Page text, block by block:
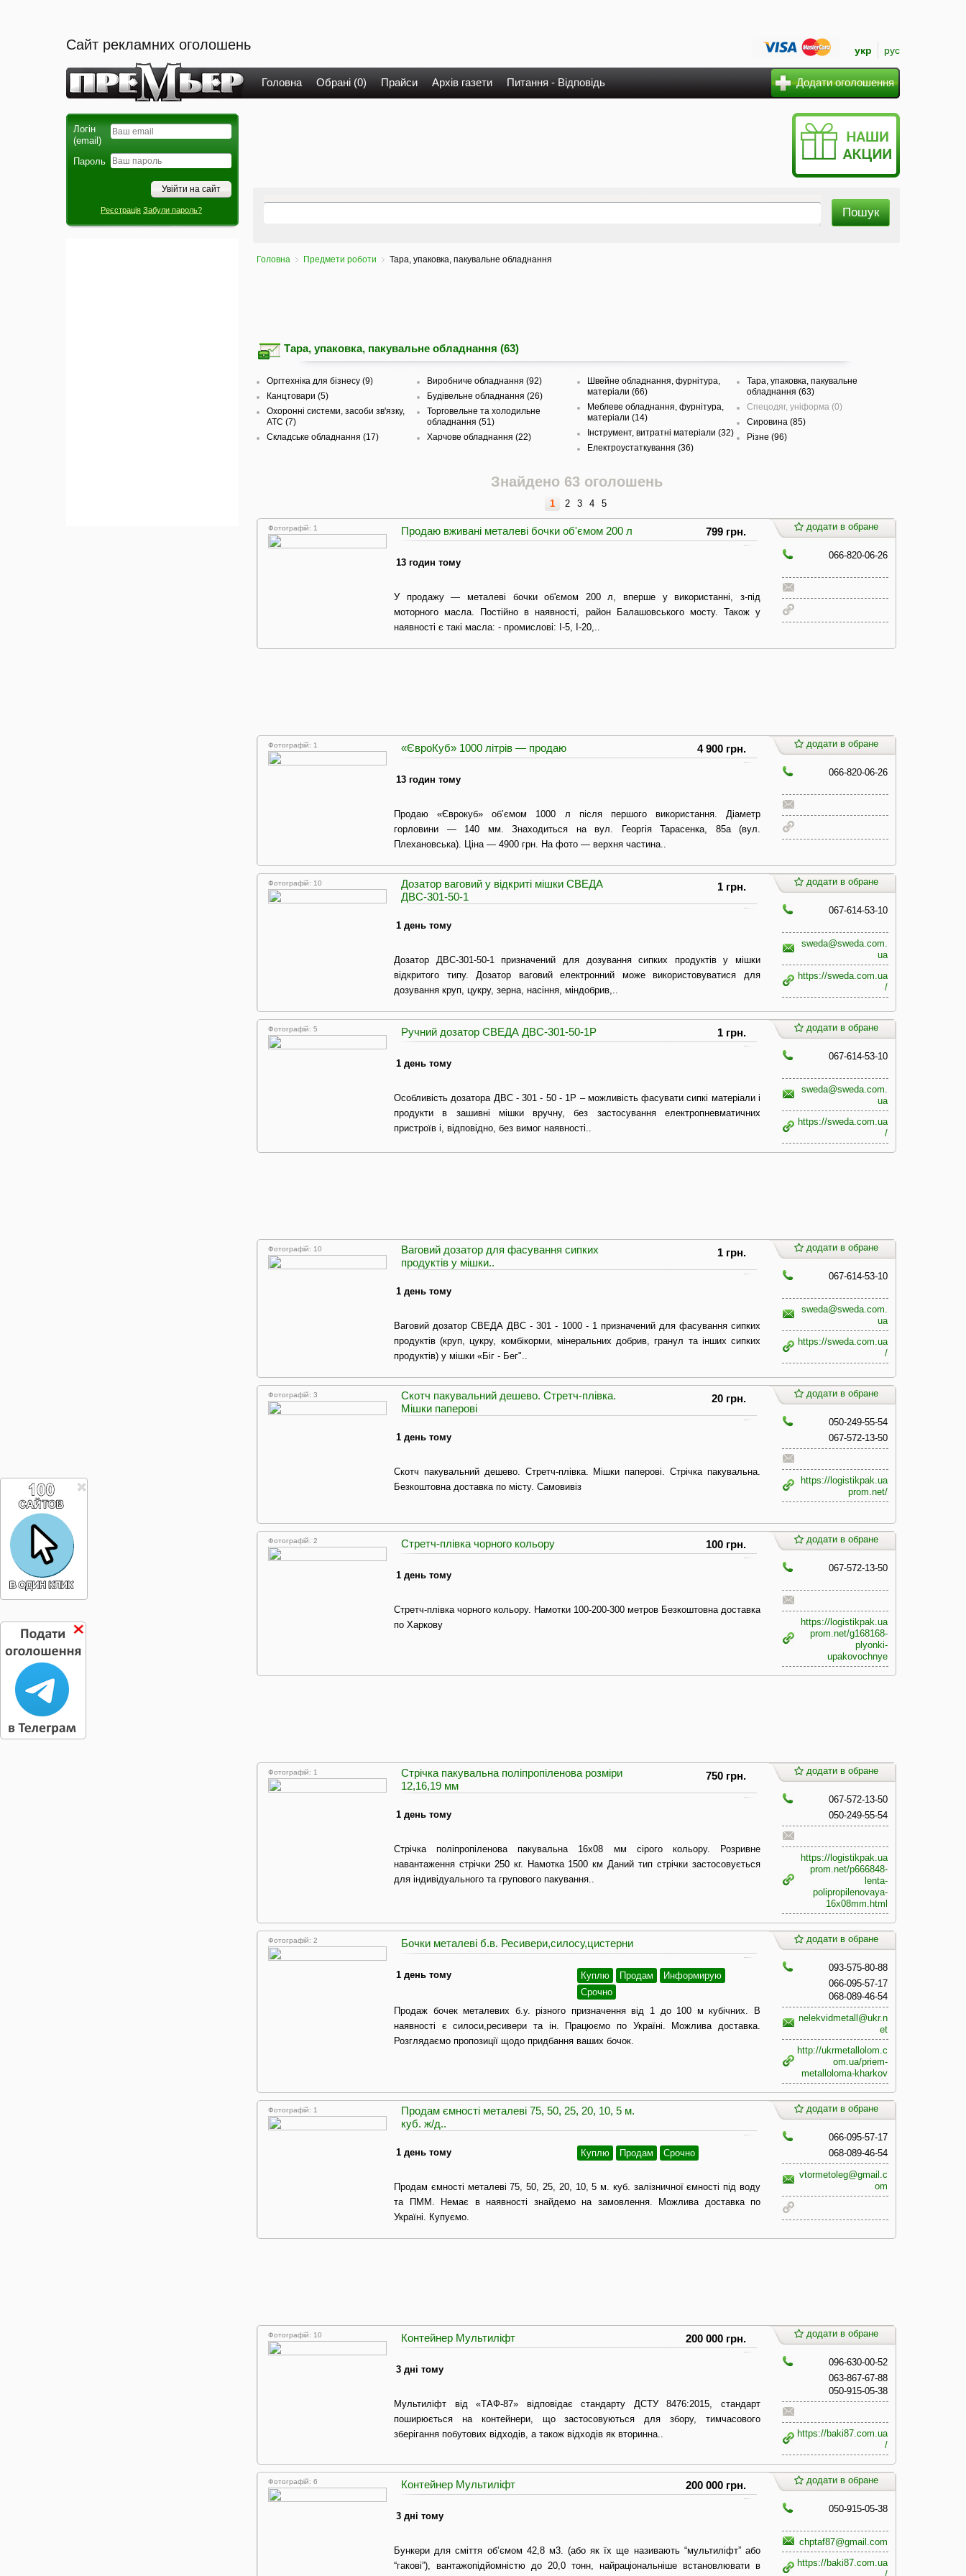
Сайт рекламних оголошень укр рус
Головна Обрані (0) Прайси Архів газети Питання - Відповідь Додати оголошення
Логін
(email)
Пароль
Реєстрація Забули пароль?
Головна Предмети роботи Тара, упаковка, пакувальне обладнання
Тара, упаковка, пакувальне обладнання (63)
Оргтехніка для бізнесу (9)
Канцтовари (5)
Охоронні системи, засоби зв'язку,
АТС (7)
Складське обладнання (17)
Виробниче обладнання (92)
Будівельне обладнання (26)
Торговельне та холодильне
обладнання (51)
Харчове обладнання (22)
Швейне обладнання, фурнітура,
матеріали (66)
Меблеве обладнання, фурнітура,
матеріали (14)
Інструмент, витратні матеріали (32)
Електроустаткування (36)
Тара, упаковка, пакувальне
обладнання (63)
Спецодяг, уніформа (0)
Сировина (85)
Різне (96)
Знайдено 63 оголошень
1 2 3 4 5
Фотографій: 1 Продаю вживані металеві бочки об'ємом 200 л 799 грн.
13 годин тому
У продажу — металеві бочки об'ємом 200 л, вперше у використанні, з-під
моторного масла. Постійно в наявності, район Балашовського мосту. Також у
наявності є такі масла: - промислові: І-5, І-20,..
додати в обране
066-820-06-26
Фотографій: 1 «ЄвроКуб» 1000 літрів — продаю 4 900 грн.
13 годин тому
Продаю «Єврокуб» об’ємом 1000 л після першого використання. Діаметр
горловини — 140 мм. Знаходиться на вул. Георгія Тарасенка, 85а (вул.
Плехановська). Ціна — 4900 грн. На фото — верхня частина..
додати в обране
066-820-06-26
Фотографій: 10
Дозатор ваговий у відкриті мішки СВЕДА
ДВС-301-50-1
1 грн.
1 день тому
Дозатор ДВС-301-50-1 призначений для дозування сипких продуктів у мішки
відкритого типу. Дозатор ваговий електронний може використовуватися для
дозування круп, цукру, зерна, насіння, міндобрив,..
додати в обране
067-614-53-10
sweda@sweda.com.
ua
https://sweda.com.ua
/
Фотографій: 5 Ручний дозатор СВЕДА ДВС-301-50-1Р 1 грн.
1 день тому
Особливість дозатора ДВС - 301 - 50 - 1Р – можливість фасувати сипкі матеріали і
продукти в зашивні мішки вручну, без застосування електропневматичних
пристроїв і, відповідно, без вимог наявності..
додати в обране
067-614-53-10
sweda@sweda.com.
ua
https://sweda.com.ua
/
Фотографій: 10
Ваговий дозатор для фасування сипких
продуктів у мішки..
1 грн.
1 день тому
Ваговий дозатор СВЕДА ДВС - 301 - 1000 - 1 призначений для фасування сипких
продуктів (круп, цукру, комбікорми, мінеральних добрив, гранул та інших сипких
продуктів) у мішки «Біг - Бег"..
додати в обране
067-614-53-10
sweda@sweda.com.
ua
https://sweda.com.ua
/
Фотографій: 3
Скотч пакувальний дешево. Стретч-плівка.
Мішки паперові
20 грн.
1 день тому
Скотч пакувальний дешево. Стретч-плівка. Мішки паперові. Стрічка пакувальна.
Безкоштовна доставка по місту. Самовивіз
додати в обране
050-249-55-54
067-572-13-50
https://logistikpak.ua
prom.net/
Фотографій: 2 Стретч-плівка чорного кольору 100 грн.
1 день тому
Стретч-плівка чорного кольору. Намотки 100-200-300 метров Безкоштовна доставка
по Харкову
додати в обране
067-572-13-50
https://logistikpak.ua
prom.net/g168168-
plyonki-
upakovochnye
Фотографій: 1
Стрічка пакувальна поліпропіленова розміри
12,16,19 мм
750 грн.
1 день тому
Стрічка поліпропіленова пакувальна 16x08 мм сірого кольору. Розривне
навантаження стрічки 250 кг. Намотка 1500 км Даний тип стрічки застосовується
для індивідуального та групового пакування..
додати в обране
067-572-13-50
050-249-55-54
https://logistikpak.ua
prom.net/p666848-
lenta-
polipropilenovaya-
16x08mm.html
Фотографій: 2 Бочки металеві б.в. Ресивери,силосу,цистерни
1 день тому Куплю Продам
Информирую
Срочно
Продаж бочек металевих б.у. різного призначення від 1 до 100 м кубічних. В
наявності є силоси,ресивери та ін. Працюємо по Україні. Можлива доставка.
Розглядаємо пропозиції щодо придбання ваших бочок.
додати в обране
093-575-80-88
066-095-57-17
068-089-46-54
nelekvidmetall@ukr.n
et
http://ukrmetallolom.c
om.ua/priem-
metalloloma-kharkov
Фотографій: 1
Продам ємності металеві 75, 50, 25, 20, 10, 5 м.
куб. ж/д..
1 день тому Куплю Продам Срочно
Продам ємності металеві 75, 50, 25, 20, 10, 5 м. куб. залізничної ємності під воду
та ПММ. Немає в наявності знайдемо на замовлення. Можлива доставка по
Україні. Купуємо.
додати в обране
066-095-57-17
068-089-46-54
vtormetoleg@gmail.c
om
Фотографій: 10 Контейнер Мультиліфт 200 000 грн.
3 дні тому
Мультиліфт від «ТАФ-87» відповідає стандарту ДСТУ 8476:2015, стандарт
поширюється на контейнери, що застосовуються для збору, тимчасового
зберігання побутових відходів, а також відходів як вторинна..
додати в обране
096-630-00-52
063-867-67-88
050-915-05-38
https://baki87.com.ua
/
Фотографій: 6 Контейнер Мультиліфт 200 000 грн.
3 дні тому
Бункери для сміття об’ємом 42,8 м3. (або як їх ще називають “мультиліфт” або
“гакові”), вантажопідйомністю до 20,0 тонн, найраціональніше встановлювати в
додати в обране
050-915-05-38
chptaf87@gmail.com
https://baki87.com.ua
/